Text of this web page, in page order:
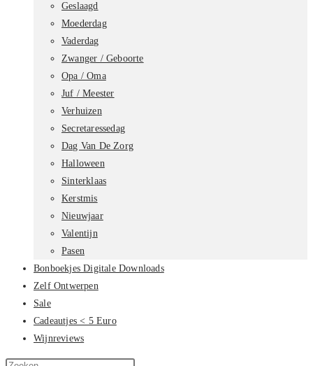
Geslaagd
Moederdag
Vaderdag
Zwanger / Geboorte
Opa / Oma
Juf / Meester
Verhuizen
Secretaressedag
Dag Van De Zorg
Halloween
Sinterklaas
Kerstmis
Nieuwjaar
Valentijn
Pasen
Bonboekjes Digitale Downloads
Zelf Ontwerpen
Sale
Cadeautjes < 5 Euro
Wijnreviews